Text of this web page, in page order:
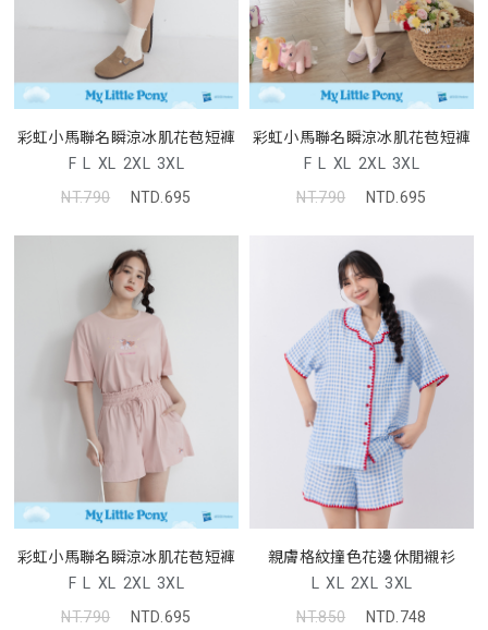
彩虹小馬聯名瞬涼冰肌花苞短褲
F L XL 2XL 3XL
NT.790
NTD.695
彩虹小馬聯名瞬涼冰肌花苞短褲
F L XL 2XL 3XL
NT.790
NTD.695
彩虹小馬聯名瞬涼冰肌花苞短褲
F L XL 2XL 3XL
NT.790
NTD.695
親膚格紋撞色花邊休閒襯衫
L XL 2XL 3XL
NT.850
NTD.748